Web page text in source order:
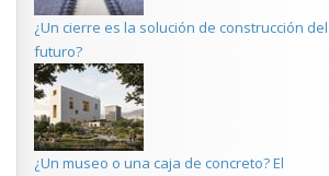
¿Un cierre es la solución de construcción del
futuro?
¿Un museo o una caja de concreto? El